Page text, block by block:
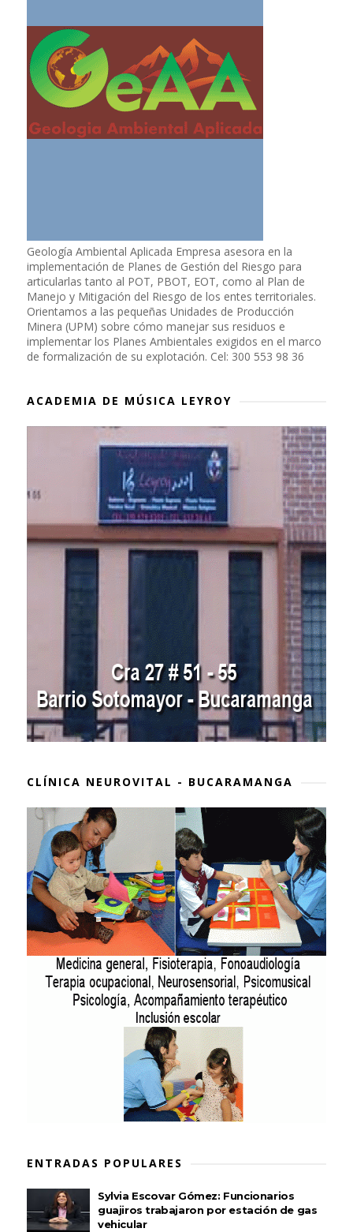
Geología Ambiental Aplicada Empresa asesora en la
implementación de Planes de Gestión del Riesgo para
articularlas tanto al POT, PBOT, EOT, como al Plan de
Manejo y Mitigación del Riesgo de los entes territoriales.
Orientamos a las pequeñas Unidades de Producción
Minera (UPM) sobre cómo manejar sus residuos e
implementar los Planes Ambientales exigidos en el marco
de formalización de su explotación. Cel: 300 553 98 36
ACADEMIA DE MÚSICA LEYROY
CLÍNICA NEUROVITAL - BUCARAMANGA
ENTRADAS POPULARES
Sylvia Escovar Gómez: Funcionarios
guajiros trabajaron por estación de gas
vehicular